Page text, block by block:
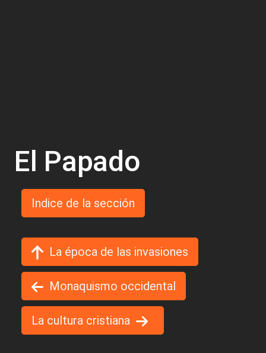
El Papado
Indice de la sección
La época de las invasiones
Monaquismo occidental
La cultura cristiana